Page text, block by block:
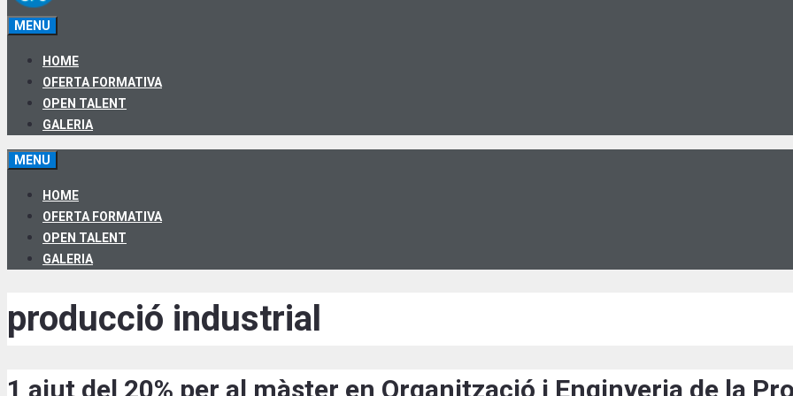
MENU
HOME
OFERTA FORMATIVA
OPEN TALENT
GALERIA
MENU
HOME
OFERTA FORMATIVA
OPEN TALENT
GALERIA
producció industrial
1 ajut del 20% per al màster en Organització i Enginyeria de la